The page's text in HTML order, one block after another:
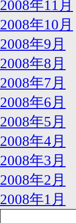
2008年11月
2008年10月
2008年9月
2008年8月
2008年7月
2008年6月
2008年5月
2008年4月
2008年3月
2008年2月
2008年1月